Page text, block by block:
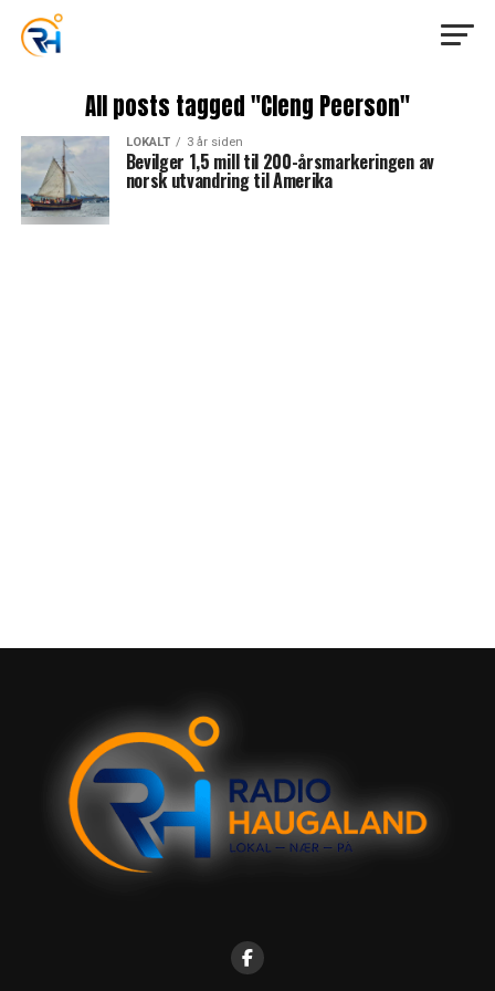
All posts tagged "Cleng Peerson"
LOKALT 3 år siden
Bevilger 1,5 mill til 200-årsmarkeringen av
norsk utvandring til Amerika